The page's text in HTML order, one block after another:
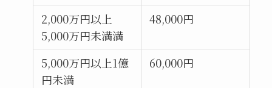
2,000万円以上
5,000万円未満満
48,000円
5,000万円以上1億
円未満
60,000円